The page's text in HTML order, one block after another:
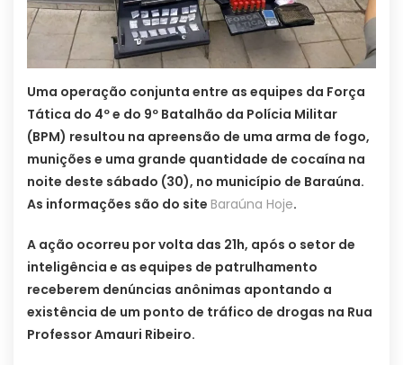
Uma operação conjunta entre as equipes da Força
Tática do 4º e do 9º Batalhão da Polícia Militar
(BPM) resultou na apreensão de uma arma de fogo,
munições e uma grande quantidade de cocaína na
noite deste sábado (30), no município de Baraúna.
As informações são do site Baraúna Hoje.
A ação ocorreu por volta das 21h, após o setor de
inteligência e as equipes de patrulhamento
receberem denúncias anônimas apontando a
existência de um ponto de tráfico de drogas na Rua
Professor Amauri Ribeiro.